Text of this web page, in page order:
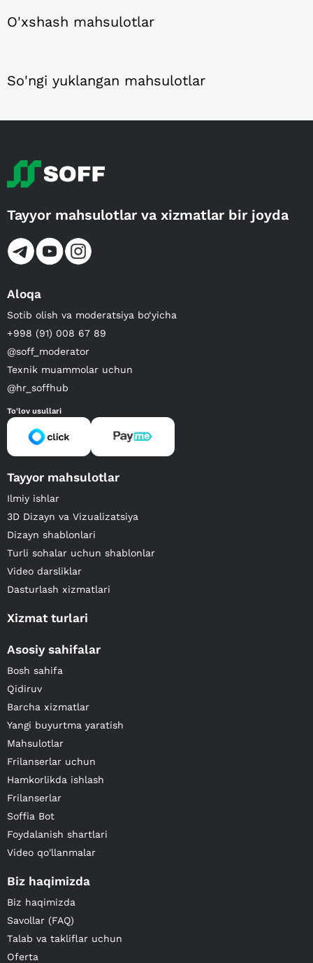
O'xshash mahsulotlar
So'ngi yuklangan mahsulotlar
Tayyor mahsulotlar va xizmatlar bir joyda
Aloqa
Sotib olish va moderatsiya bo‘yicha
+998 (91) 008 67 89
@soff_moderator
Texnik muammolar uchun
@hr_soffhub
To'lov usullari
Tayyor mahsulotlar
Ilmiy ishlar
3D Dizayn va Vizualizatsiya
Dizayn shablonlari
Turli sohalar uchun shablonlar
Video darsliklar
Dasturlash xizmatlari
Xizmat turlari
Asosiy sahifalar
Bosh sahifa
Qidiruv
Barcha xizmatlar
Yangi buyurtma yaratish
Mahsulotlar
Frilanserlar uchun
Hamkorlikda ishlash
Frilanserlar
Soffia Bot
Foydalanish shartlari
Video qo'llanmalar
Biz haqimizda
Biz haqimizda
Savollar (FAQ)
Talab va takliflar uchun
Oferta